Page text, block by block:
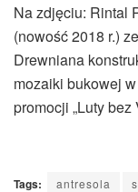
Na zdjęciu: Rintal
(nowość 2018 r.)
Drewniana
mozaiki bukowej
promocji „Luty bez
Tags: antresola